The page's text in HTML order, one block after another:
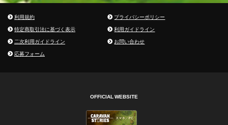
利用規約
プライバシーポリシー
特定商取引法に基づく表示
利用ガイドライン
二次利用ガイドライン
お問い合わせ
応募フォーム
OFFICIAL WEBSITE